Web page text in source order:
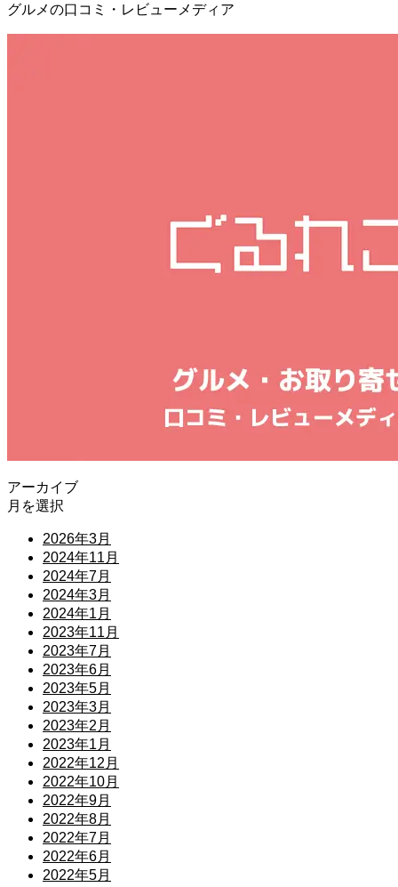
グルメの口コミ・レビューメディア
アーカイブ
月を選択
2026年3月
2024年11月
2024年7月
2024年3月
2024年1月
2023年11月
2023年7月
2023年6月
2023年5月
2023年3月
2023年2月
2023年1月
2022年12月
2022年10月
2022年9月
2022年8月
2022年7月
2022年6月
2022年5月